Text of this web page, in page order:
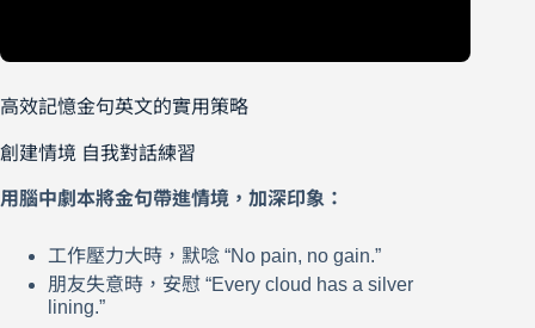
高效記憶金句英文的實用策略
創建情境 自我對話練習
用腦中劇本將金句帶進情境，加深印象：
工作壓力大時，默唸 “No pain, no gain.”
朋友失意時，安慰 “Every cloud has a silver
lining.”